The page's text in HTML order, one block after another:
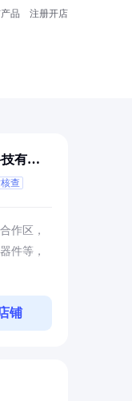
品 注册开店
有限
查
作区，
件等，
铺